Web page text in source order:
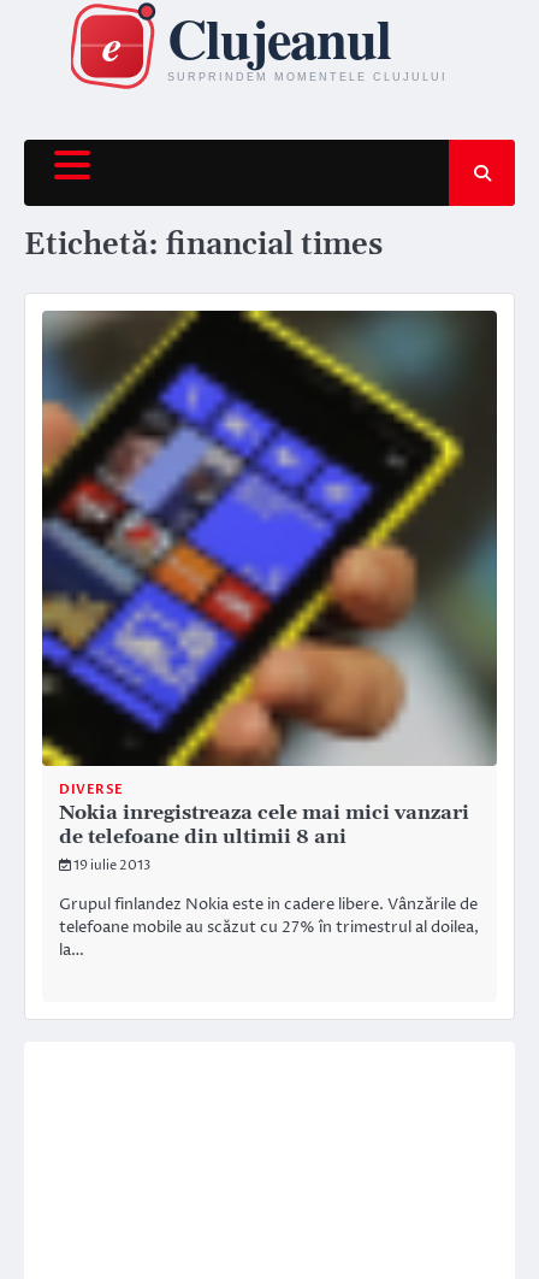
content
Etichetă: financial times
DIVERSE
Nokia inregistreaza cele mai mici vanzari
de telefoane din ultimii 8 ani
19 iulie 2013
Grupul finlandez Nokia este in cadere libere. Vânzările de
telefoane mobile au scăzut cu 27% în trimestrul al doilea,
la…